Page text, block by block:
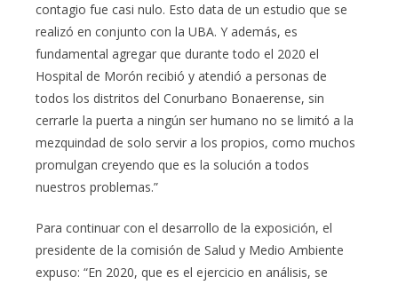
contagio fue casi nulo. Esto data de un estudio que se
realizó en conjunto con la UBA. Y además, es
fundamental agregar que durante todo el 2020 el
Hospital de Morón recibió y atendió a personas de
todos los distritos del Conurbano Bonaerense, sin
cerrarle la puerta a ningún ser humano no se limitó a la
mezquindad de solo servir a los propios, como muchos
promulgan creyendo que es la solución a todos
nuestros problemas.”
Para continuar con el desarrollo de la exposición, el
presidente de la comisión de Salud y Medio Ambiente
expuso: “En 2020, que es el ejercicio en análisis, se